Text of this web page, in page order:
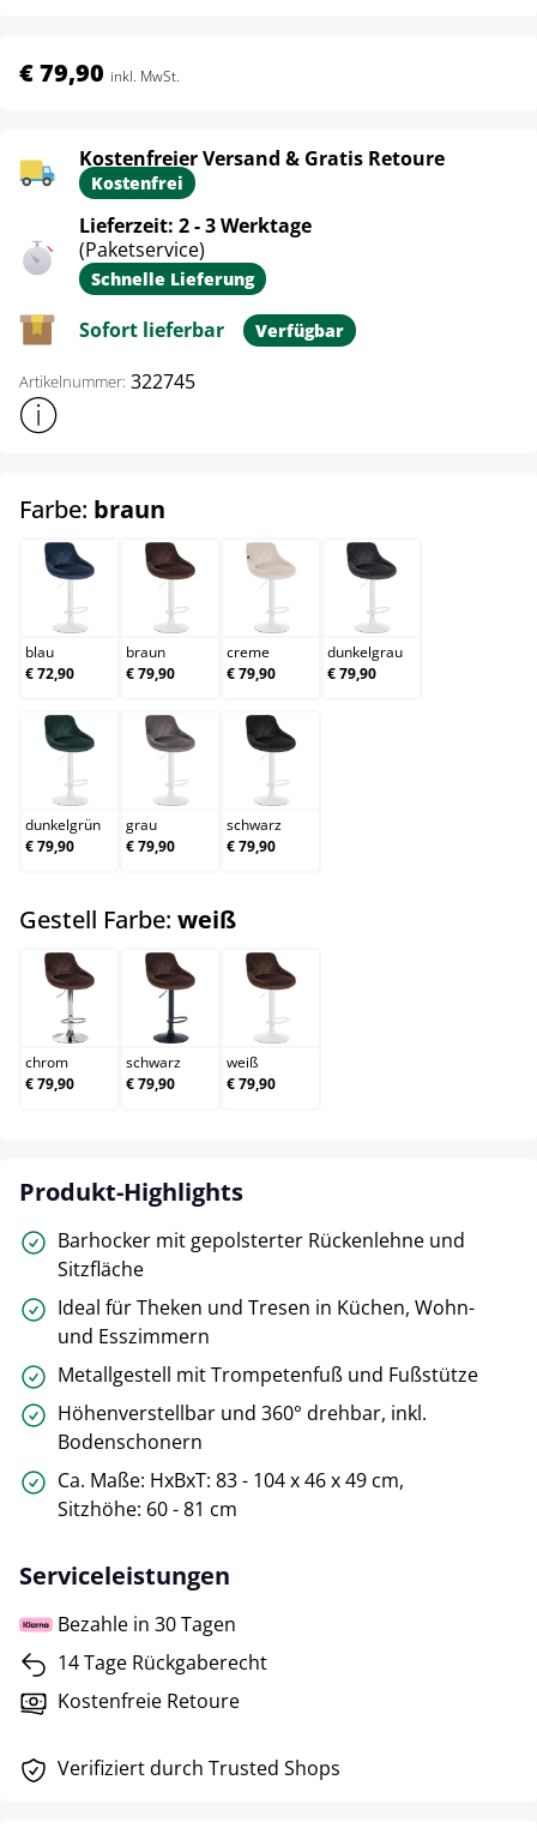
€ 79,90 inkl. MwSt.
Kostenfreier Versand & Gratis Retoure
Kostenfrei
Lieferzeit: 2 - 3 Werktage
(Paketservice)
Schnelle Lieferung
Sofort lieferbar Verfügbar
Artikelnummer: 322745
Weitere Produktinformationen anzeigen
Farbe: braun
blau
blau
€ 72,90
braun
braun
€ 79,90
creme
creme
€ 79,90
dunkelgrau
dunkelgrau
€ 79,90
dunkelgrün
dunkelgrün
€ 79,90
grau
grau
€ 79,90
schwarz
schwarz
€ 79,90
Gestell Farbe: weißauswählen
chrom
chrom
€ 79,90
schwarz
schwarz
€ 79,90
weiß
weiß
€ 79,90
Produkt-Highlights
Barhocker mit gepolsterter Rückenlehne und
Sitzfläche
Ideal für Theken und Tresen in Küchen, Wohn-
und Esszimmern
Metallgestell mit Trompetenfuß und Fußstütze
Höhenverstellbar und 360° drehbar, inkl.
Bodenschonern
Ca. Maße: HxBxT: 83 - 104 x 46 x 49 cm,
Sitzhöhe: 60 - 81 cm
Serviceleistungen
Bezahle in 30 Tagen
14 Tage Rückgaberecht
Kostenfreie Retoure
Verifiziert durch Trusted Shops